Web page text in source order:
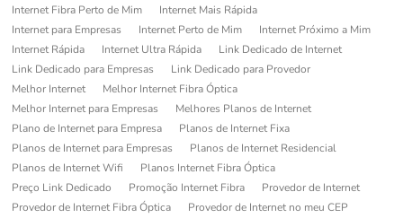
Internet Fibra Perto de Mim
Internet Mais Rápida
Internet para Empresas
Internet Perto de Mim
Internet Próximo a Mim
Internet Rápida
Internet Ultra Rápida
Link Dedicado de Internet
Link Dedicado para Empresas
Link Dedicado para Provedor
Melhor Internet
Melhor Internet Fibra Óptica
Melhor Internet para Empresas
Melhores Planos de Internet
Plano de Internet para Empresa
Planos de Internet Fixa
Planos de Internet para Empresas
Planos de Internet Residencial
Planos de Internet Wifi
Planos Internet Fibra Óptica
Preço Link Dedicado
Promoção Internet Fibra
Provedor de Internet
Provedor de Internet Fibra Óptica
Provedor de Internet no meu CEP